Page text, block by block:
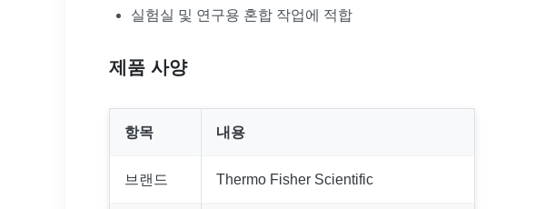
실험실 및 연구용 혼합 작업에 적합
제품 사양
항목 내용
브랜드 Thermo Fisher Scientific